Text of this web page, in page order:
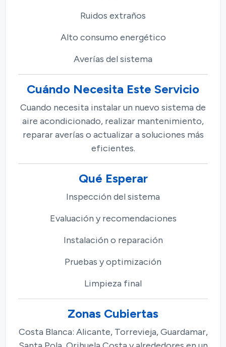
Ruidos extraños
Alto consumo energético
Averías del sistema
Cuándo Necesita Este Servicio
Cuando necesita instalar un nuevo sistema de
aire acondicionado, realizar mantenimiento,
reparar averías o actualizar a soluciones más
eficientes.
Qué Esperar
Inspección del sistema
Evaluación y recomendaciones
Instalación o reparación
Pruebas y optimización
Limpieza final
Zonas Cubiertas
Costa Blanca: Alicante, Torrevieja, Guardamar,